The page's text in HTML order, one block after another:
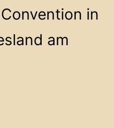
in
am